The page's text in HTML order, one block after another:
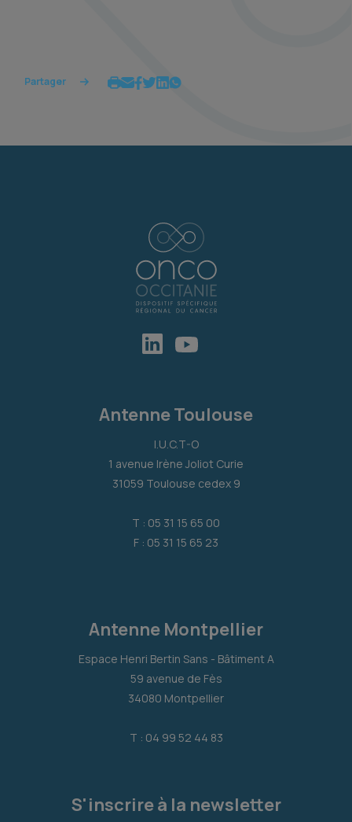
Partager
Antenne Toulouse
I.U.C.T-O
1 avenue Irène Joliot Curie
31059 Toulouse cedex 9
T : 05 31 15 65 00
F : 05 31 15 65 23
Antenne Montpellier
Espace Henri Bertin Sans - Bâtiment A
59 avenue de Fès
34080 Montpellier
T : 04 99 52 44 83
S'inscrire à la newsletter